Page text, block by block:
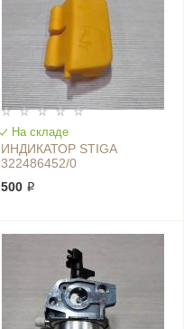
На складе
ИНДИКАТОР STIGA
322486452/0
500 ₽